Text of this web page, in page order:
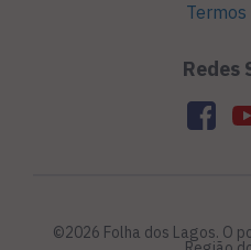
Termos
Redes
©2026 Folha dos Lagos. O